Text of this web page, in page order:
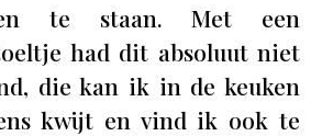
te staan. Met een
had dit absoluut niet
die kan ik in de keuken
kwijt en vind ik ook te